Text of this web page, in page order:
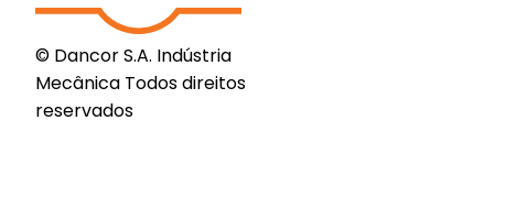
© Dancor S.A. Indústria
Mecânica Todos direitos
reservados